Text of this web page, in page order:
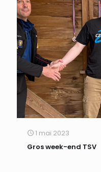
1 mai 2023
Gros week-end TSV